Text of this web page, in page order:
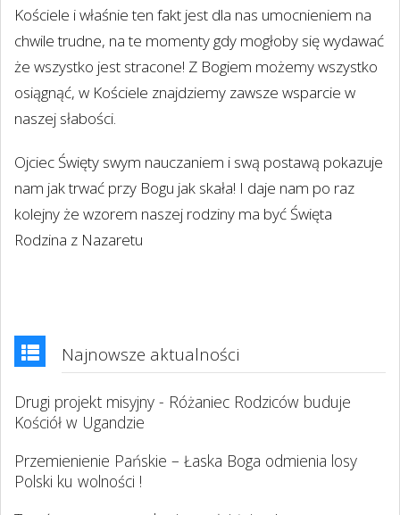
Kościele i właśnie ten fakt jest dla nas umocnieniem na
chwile trudne, na te momenty gdy mogłoby się wydawać
że wszystko jest stracone! Z Bogiem możemy wszystko
osiągnąć, w Kościele znajdziemy zawsze wsparcie w
naszej słabości.
Ojciec Święty swym nauczaniem i swą postawą pokazuje
nam jak trwać przy Bogu jak skała! I daje nam po raz
kolejny że wzorem naszej rodziny ma być Święta
Rodzina z Nazaretu
Najnowsze aktualności
Drugi projekt misyjny - Różaniec Rodziców buduje
Kościół w Ugandzie
Przemienienie Pańskie – Łaska Boga odmienia losy
Polski ku wolności !